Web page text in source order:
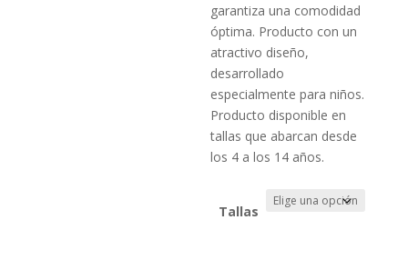
garantiza una comodidad
óptima. Producto con un
atractivo diseño,
desarrollado
especialmente para niños.
Producto disponible en
tallas que abarcan desde
los 4 a los 14 años.
Tallas